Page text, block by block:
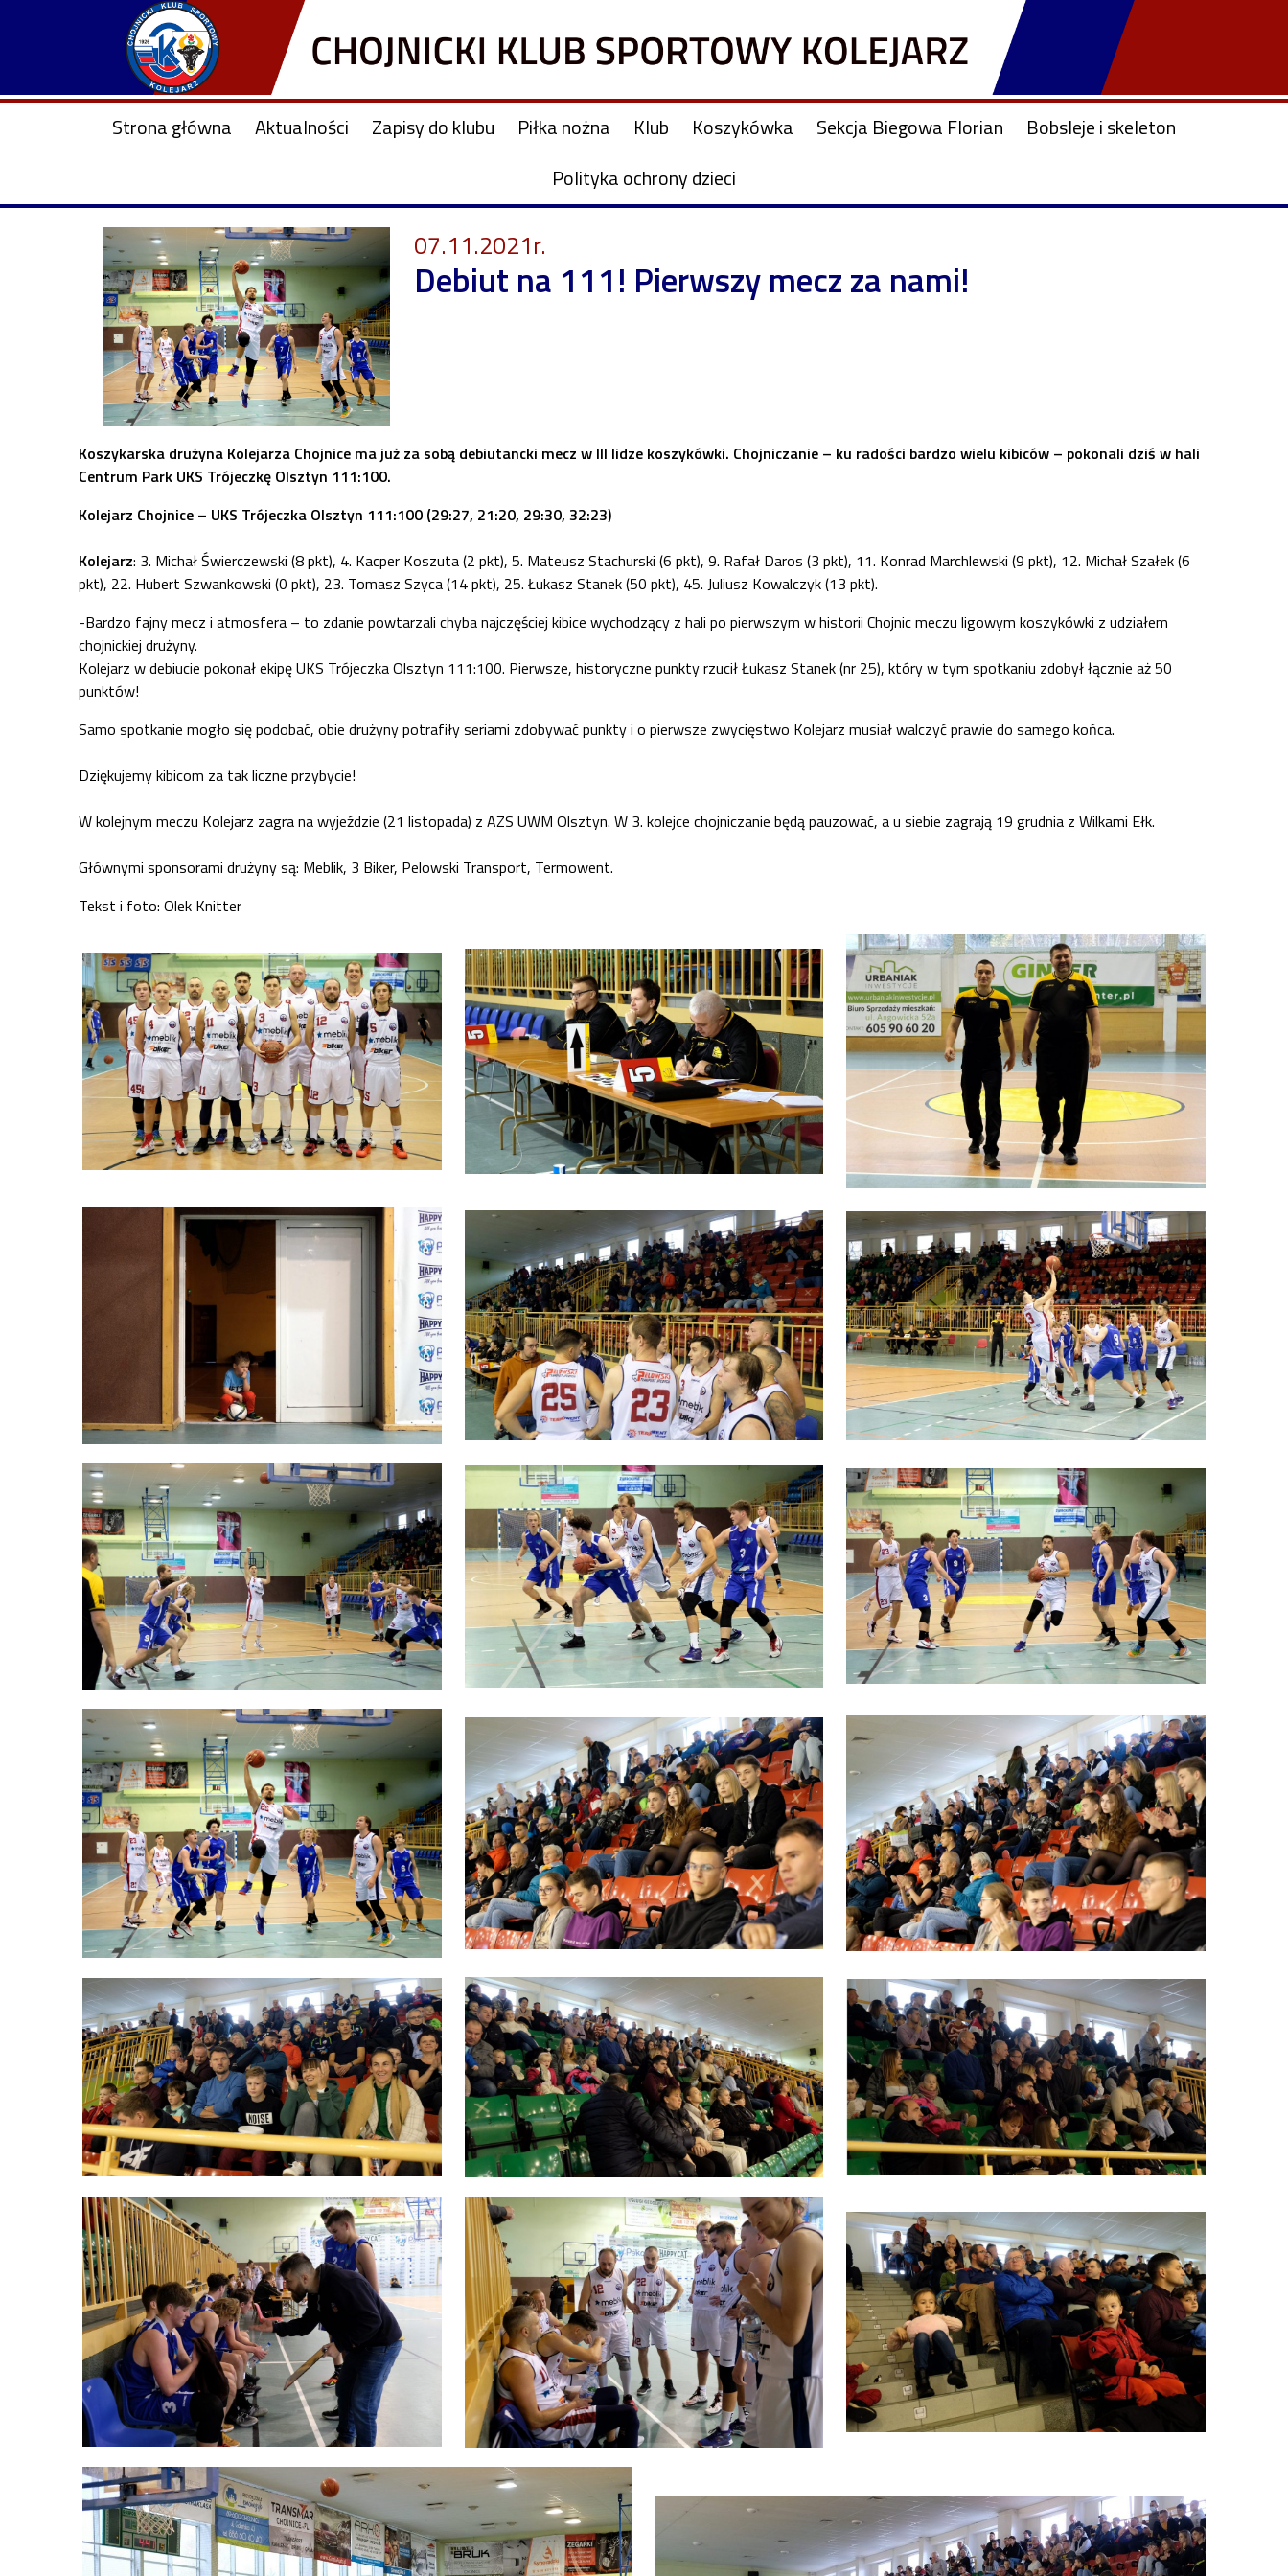
Strona główna Aktualności Zapisy do klubu Piłka nożna Klub Koszykówka Sekcja Biegowa Florian
Bobsleje i skeleton
Polityka ochrony dzieci
07.11.2021r.
Debiut na 111! Pierwszy mecz za nami!
Koszykarska drużyna Kolejarza Chojnice ma już za sobą debiutancki mecz w III lidze koszykówki. Chojniczanie – ku radości bardzo wielu kibiców – pokonali dziś w hali
Centrum Park UKS Trójeczkę Olsztyn 111:100.
Kolejarz Chojnice – UKS Trójeczka Olsztyn 111:100 (29:27, 21:20, 29:30, 32:23)
Kolejarz: 3. Michał Świerczewski (8 pkt), 4. Kacper Koszuta (2 pkt), 5. Mateusz Stachurski (6 pkt), 9. Rafał Daros (3 pkt), 11. Konrad Marchlewski (9 pkt), 12. Michał Szałek (6
pkt), 22. Hubert Szwankowski (0 pkt), 23. Tomasz Szyca (14 pkt), 25. Łukasz Stanek (50 pkt), 45. Juliusz Kowalczyk (13 pkt).
-Bardzo fajny mecz i atmosfera – to zdanie powtarzali chyba najczęściej kibice wychodzący z hali po pierwszym w historii Chojnic meczu ligowym koszykówki z udziałem
chojnickiej drużyny.
Kolejarz w debiucie pokonał ekipę UKS Trójeczka Olsztyn 111:100. Pierwsze, historyczne punkty rzucił Łukasz Stanek (nr 25), który w tym spotkaniu zdobył łącznie aż 50
punktów!
Samo spotkanie mogło się podobać, obie drużyny potrafiły seriami zdobywać punkty i o pierwsze zwycięstwo Kolejarz musiał walczyć prawie do samego końca.
Dziękujemy kibicom za tak liczne przybycie!
W kolejnym meczu Kolejarz zagra na wyjeździe (21 listopada) z AZS UWM Olsztyn. W 3. kolejce chojniczanie będą pauzować, a u siebie zagrają 19 grudnia z Wilkami Ełk.
Głównymi sponsorami drużyny są: Meblik, 3 Biker, Pelowski Transport, Termowent.
Tekst i foto: Olek Knitter